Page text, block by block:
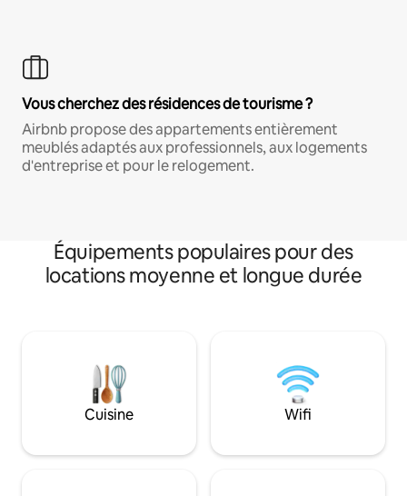
Vous cherchez des résidences de tourisme ?
Airbnb propose des appartements entièrement
meublés adaptés aux professionnels, aux logements
d'entreprise et pour le relogement.
Équipements populaires pour des
locations moyenne et longue durée
Cuisine Wifi